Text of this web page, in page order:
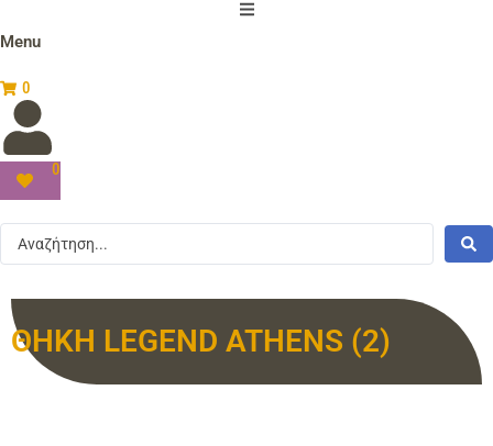
Menu
0
0
ΘΗΚΗ LEGEND ATHENS (2)